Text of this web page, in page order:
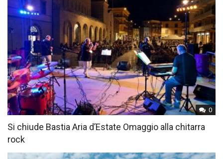
0
Si chiude Bastia Aria d’Estate Omaggio alla chitarra
rock